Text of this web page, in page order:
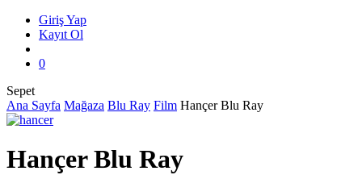
Giriş Yap
Kayıt Ol
0
SepetClose
Cart
Ana Sayfa Mağaza Blu Ray Film Hançer Blu Ray
Hançer Blu Ray